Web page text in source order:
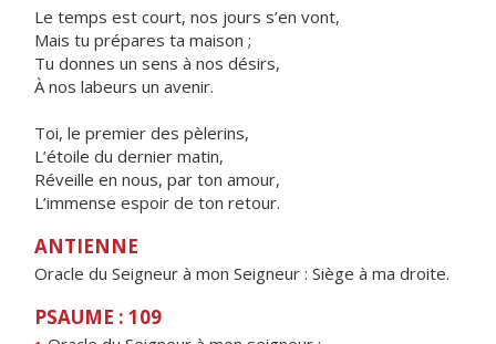
Le temps est court, nos jours s’en vont,
Mais tu prépares ta maison ;
Tu donnes un sens à nos désirs,
À nos labeurs un avenir.
Toi, le premier des pèlerins,
L’étoile du dernier matin,
Réveille en nous, par ton amour,
L’immense espoir de ton retour.
ANTIENNE
Oracle du Seigneur à mon Seigneur : Siège à ma droite.
PSAUME : 109